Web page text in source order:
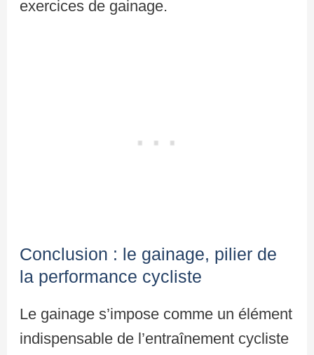
exercices de gainage.
Conclusion : le gainage, pilier de
la performance cycliste
Le gainage s’impose comme un élément
indispensable de l’entraînement cycliste